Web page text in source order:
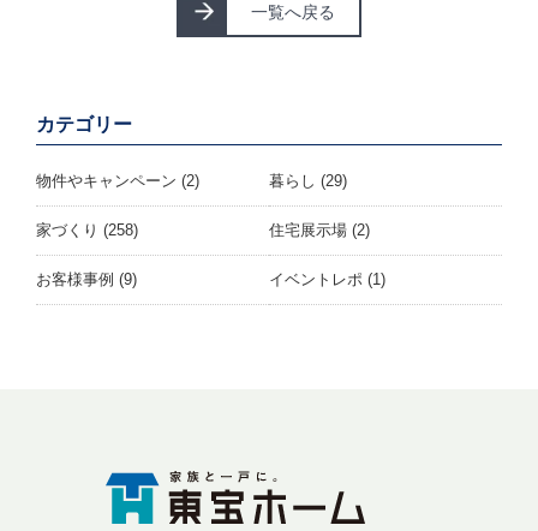
一覧へ戻る
カテゴリー
物件やキャンペーン (2) 暮らし (29)
家づくり (258) 住宅展示場 (2)
お客様事例 (9) イベントレポ (1)